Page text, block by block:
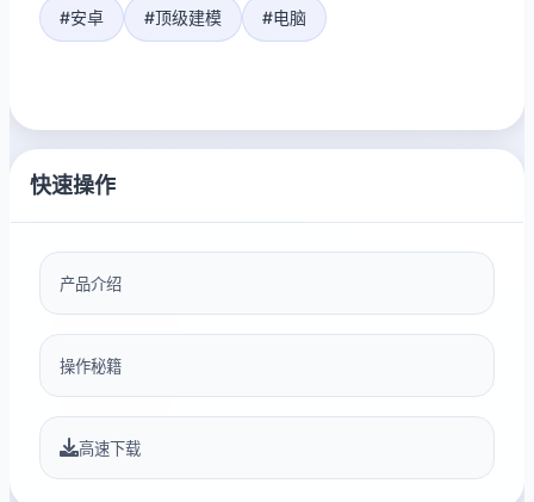
#安卓 #顶级建模 #电脑
快速操作
产品介绍
操作秘籍
高速下载